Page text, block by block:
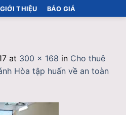
GIỚI THIỆU BÁO GIÁ
at 300 × 168 in Cho thuê
Hòa tập huấn về an toàn